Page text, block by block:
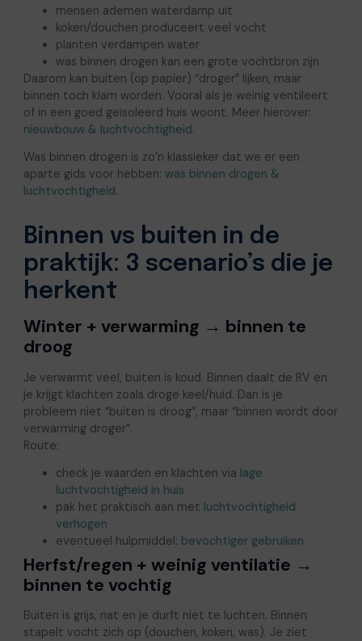
mensen ademen waterdamp uit
koken/douchen produceert veel vocht
planten verdampen water
was binnen drogen kan een grote vochtbron zijn
Daarom kan buiten (op papier) “droger” lijken, maar
binnen toch klam worden. Vooral als je weinig ventileert
of in een goed geïsoleerd huis woont. Meer hierover:
nieuwbouw & luchtvochtigheid.
Was binnen drogen is zo’n klassieker dat we er een
aparte gids voor hebben: was binnen drogen &
luchtvochtigheid.
Binnen vs buiten in de
praktijk: 3 scenario’s die je
herkent
Winter + verwarming → binnen te
droog
Je verwarmt veel, buiten is koud. Binnen daalt de RV en
je krijgt klachten zoals droge keel/huid. Dan is je
probleem niet “buiten is droog”, maar “binnen wordt door
verwarming droger”.
Route:
check je waarden en klachten via lage
luchtvochtigheid in huis
pak het praktisch aan met luchtvochtigheid
verhogen
eventueel hulpmiddel: bevochtiger gebruiken
Herfst/regen + weinig ventilatie →
binnen te vochtig
Buiten is grijs, nat en je durft niet te luchten. Binnen
stapelt vocht zich op (douchen, koken, was). Je ziet